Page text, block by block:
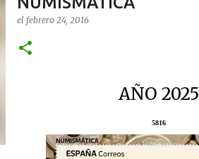
el febrero 24, 2016
AÑO 2025
5816